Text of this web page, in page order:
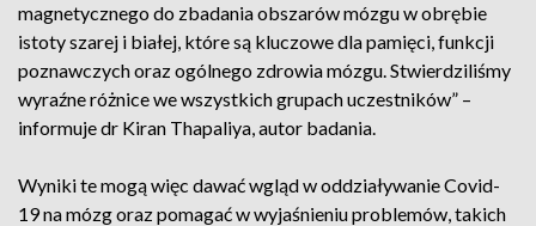
magnetycznego do zbadania obszarów mózgu w obrębie
istoty szarej i białej, które są kluczowe dla pamięci, funkcji
poznawczych oraz ogólnego zdrowia mózgu. Stwierdziliśmy
wyraźne różnice we wszystkich grupach uczestników” –
informuje dr Kiran Thapaliya, autor badania.
Wyniki te mogą więc dawać wgląd w oddziaływanie Covid-
19 na mózg oraz pomagać w wyjaśnieniu problemów, takich